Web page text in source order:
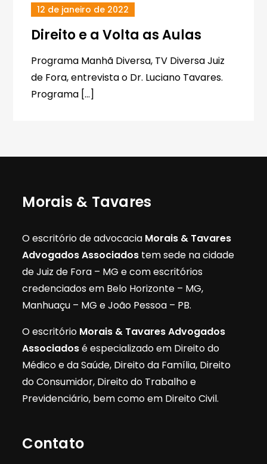
12 de janeiro de 2022
Direito e a Volta as Aulas
Programa Manhã Diversa, TV Diversa Juiz
de Fora, entrevista o Dr. Luciano Tavares.
Programa […]
Morais & Tavares
O escritório de advocacia Morais & Tavares
Advogados Associados tem sede na cidade
de Juiz de Fora – MG e com escritórios
credenciados em Belo Horizonte – MG,
Manhuaçu – MG e João Pessoa – PB.
O escritório Morais & Tavares Advogados
Associadosé especializado em Direito do
Médico e da Saúde, Direito da Família, Direito
do Consumidor, Direito do Trabalho e
Previdenciário, bem como em Direito Civil.
Contato